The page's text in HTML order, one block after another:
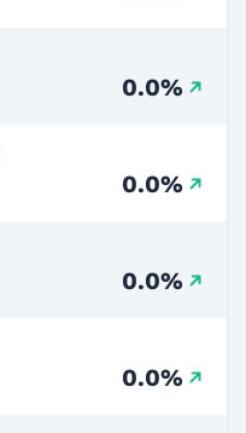
0.0%
0.0%
0.0%
0.0%